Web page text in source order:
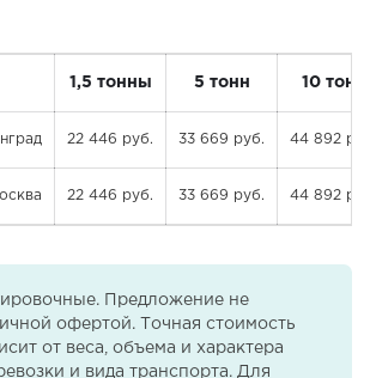
1,5 тонны 5 тонн 10 тонн
22 446 руб. 33 669 руб. 44 892
22 446 руб. 33 669 руб. 44 892
Предложение не
офертой. Точная стоимость
от веса, объема и характера
и вида транспорта. Для